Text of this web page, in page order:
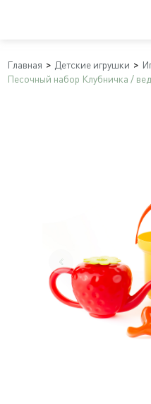
Главная Детские игрушки
Песочный набор Клубничка /